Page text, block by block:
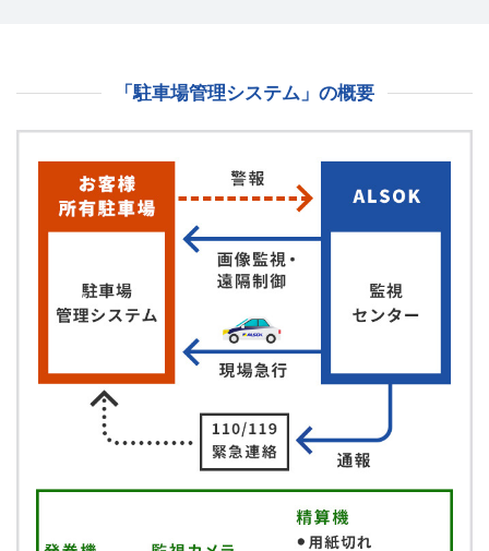
「駐車場管理システム」の概要